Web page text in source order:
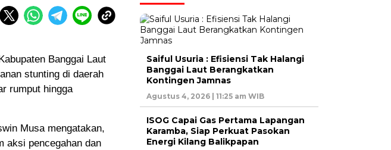
Banggai Laut
stunting di daerah
rumput hingga
Musa mengatakan,
aksi pencegahan dan
Saiful Usuria : Efisiensi Tak Halangi
Banggai Laut Berangkatkan
Kontingen Jamnas
Agustus 4, 2026 | 11:25 am WIB
ISOG Capai Gas Pertama Lapangan
Karamba, Siap Perkuat Pasokan
Energi Kilang Balikpapan